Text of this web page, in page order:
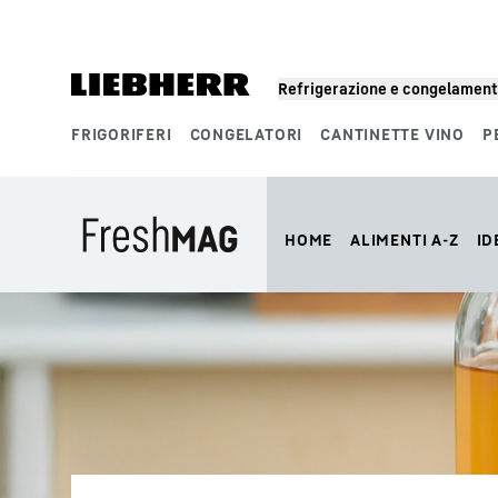
Refrigerazione e
FRIGORIFERI CONGELATORI CANTINETTE VINO
HOME ALIMENTI A-Z